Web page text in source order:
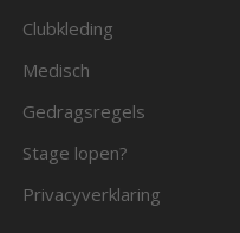
Clubkleding
Medisch
Gedragsregels
Stage lopen?
Privacyverklaring